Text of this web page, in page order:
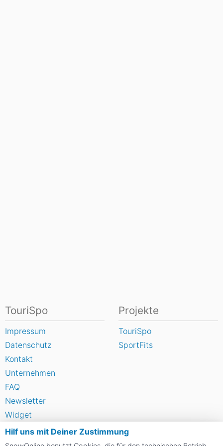
Hilf uns mit Deiner Zustimmung
TouriSpo
Impressum
Datenschutz
Kontakt
Unternehmen
FAQ
Newsletter
Widget
Umfragen
Skigebiet bewerten
Projekte
TouriSpo
SportFits